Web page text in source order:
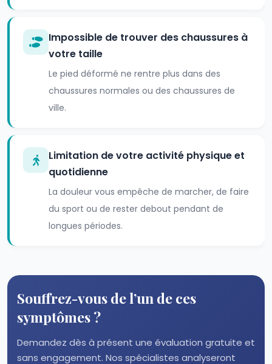
Impossible de trouver des chaussures à
votre taille
Le pied déformé ne rentre plus dans des
chaussures normales ou des chaussures de
ville.
Limitation de votre activité physique et
quotidienne
La douleur vous empêche de marcher, de faire
du sport ou de rester debout pendant de
longues périodes.
Souffrez-vous de l’un de ces
symptômes ?
Demandez dès à présent une évaluation gratuite et
sans engagement. Nos spécialistes analyseront